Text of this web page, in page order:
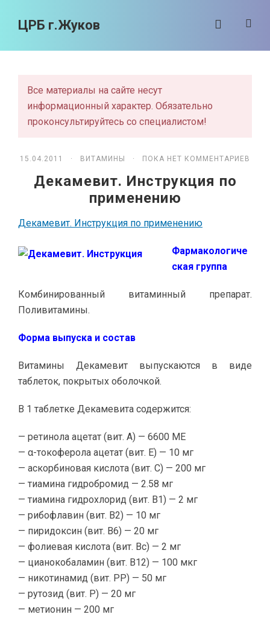
ЦРБ г.Жуков
Все материалы на сайте несут
информационный характер. Обязательно
проконсультируйтесь со специалистом!
15.04.2011 · ВИТАМИНЫ · ПОКА НЕТ КОММЕНТАРИЕВ
Декамевит. Инструкция по
применению
Декамевит. Инструкция по применению
Фармакологиче
ская группа
Комбинированный витаминный препарат.
Поливитамины.
Форма выпуска и состав
Витамины Декамевит выпускаются в виде
таблеток, покрытых оболочкой.
В 1 таблетке Декамевита содержится:
— ретинола ацетат (вит. А) — 6600 МЕ
— α-токоферола ацетат (вит. E) — 10 мг
— аскорбиновая кислота (вит. С) — 200 мг
— тиамина гидробромид — 2.58 мг
— тиамина гидрохлорид (вит. B1) — 2 мг
— рибофлавин (вит. B2) — 10 мг
— пиридоксин (вит. B6) — 20 мг
— фолиевая кислота (вит. Bc) — 2 мг
— цианокобаламин (вит. B12) — 100 мкг
— никотинамид (вит. PP) — 50 мг
— рутозид (вит. P) — 20 мг
— метионин — 200 мг